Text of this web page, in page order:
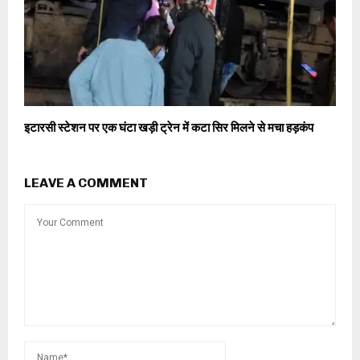
इटारसी स्टेशन पर एक घंटा खड़ी ट्रेन में कटा सिर मिलने से मचा हड़कंप
LEAVE A COMMENT